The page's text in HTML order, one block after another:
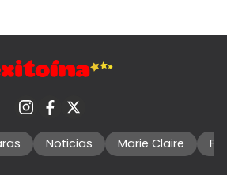
Noticias Marie Claire